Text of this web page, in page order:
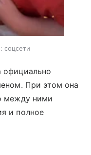
соцсети
При этом она
между ними
и полное